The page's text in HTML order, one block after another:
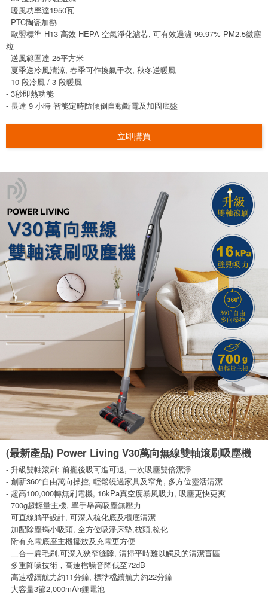
- 暖風功率達1950瓦
- PTC陶瓷加熱
- 歐盟標準 H13 高效 HEPA 空氣淨化濾芯, 可有效過濾 99.97% PM2.5微塵
粒
- 送風範圍達 25平方米
- 夏季送冷風清涼, 春季可作換氣干衣, 秋冬送暖風
- 10 段冷風 / 3 段暖風
- 3秒即熱功能
- 長達 9 小時 智能定時防傾倒自動斷電及加固底盤
立即購買
(最新產品) Power Living V30萬向無線雙軸滾刷吸塵機
- 升級雙軸滾刷: 前攏後吸可進可退, 一次吸塵雙倍潔淨
- 創新360°自由萬向操控, 輕鬆繞過家具及窄角, 多方位靈活清潔
- 超高100,000轉無刷電機, 16kPa真空度暴風吸力, 吸塵更快更爽
- 700g超輕量主機, 單手舉高吸塵無壓力
- 可直線躺平設計, 可深入梳化底及櫃底清潔
- 加配除塵蟎小吸頭, 全方位吸淨床墊,枕頭,梳化
- 附有充電底座主機擺放及充電更方便
- 二合一扁毛刷,可深入狹窄縫隙, 清掃平時難以觸及的清潔盲區
- 多重降噪技術，高速檔噪音降低至72dB
- 高速檔續航力約11分鐘, 標準檔續航力約22分鐘
- 大容量3節2,000mAh鋰電池